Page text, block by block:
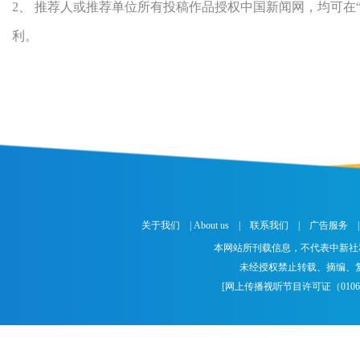
2、 推荐人或推荐单位所有投稿作品授权中国新闻网，均可
利。
关于我们 |About us |联系我们 广告服务
本网站所刊载信息，不代表中新
未经授权禁止转载、摘编、
[网上传播视听节目许可证（